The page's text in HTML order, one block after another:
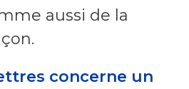
aussi de la
concerne un